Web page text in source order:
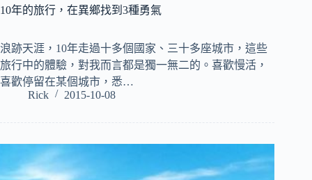
10年的旅行，在異鄉找到3種勇氣
浪跡天涯，10年走過十多個國家、三十多座城市，這些
旅行中的體驗，對我而言都是獨一無二的。喜歡慢活，
喜歡停留在某個城市，悉…
Rick
2015-10-08